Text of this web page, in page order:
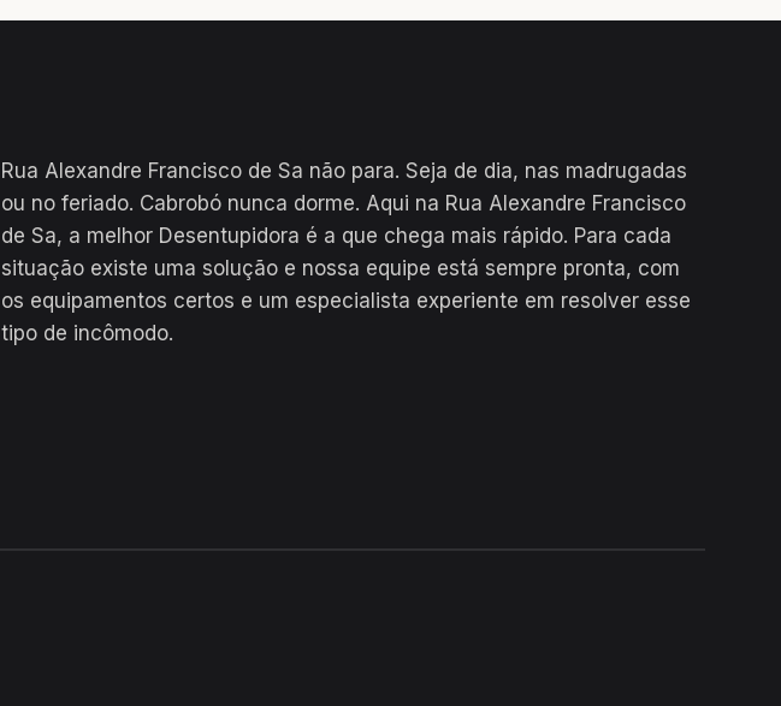
Rua Alexandre Francisco de Sa não para. Seja de dia, nas madrugadas
ou no feriado. Cabrobó nunca dorme. Aqui na Rua Alexandre Francisco
de Sa, a melhor Desentupidora é a que chega mais rápido. Para cada
situação existe uma solução e nossa equipe está sempre pronta, com
os equipamentos certos e um especialista experiente em resolver esse
tipo de incômodo.